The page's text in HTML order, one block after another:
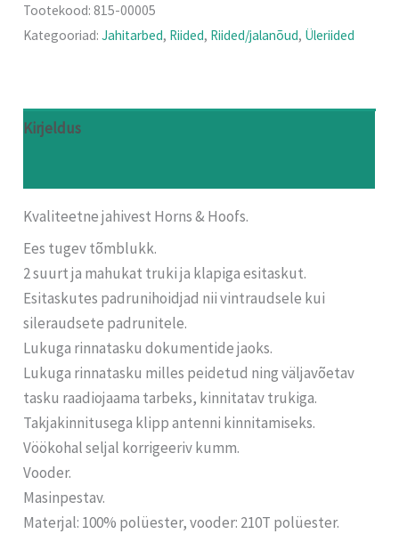
Tootekood:815-00005
Kategooriad:Jahitarbed, Riided, Riided/jalanõud, Üleriided
Kirjeldus
Kvaliteetne jahivest Horns & Hoofs.
Ees tugev tõmblukk.
2 suurt ja mahukat truki ja klapiga esitaskut.
Esitaskutes padrunihoidjad nii vintraudsele kui
sileraudsete padrunitele.
Lukuga rinnatasku dokumentide jaoks.
Lukuga rinnatasku milles peidetud ning väljavõetav
tasku raadiojaama tarbeks, kinnitatav trukiga.
Takjakinnitusega klipp antenni kinnitamiseks.
Vöökohal seljal korrigeeriv kumm.
Vooder.
Masinpestav.
Materjal: 100% polüester, vooder: 210T polüester.